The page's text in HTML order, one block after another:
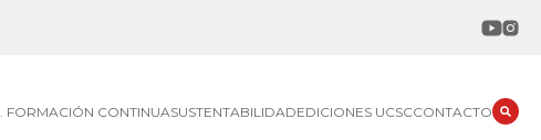
FORMACIÓN CONTINUASUSTENTABILIDADEDICIONES UCSCCONTACTO